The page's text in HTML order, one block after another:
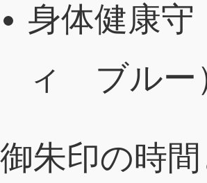
身体健康守
ィ ブル
御朱印の時